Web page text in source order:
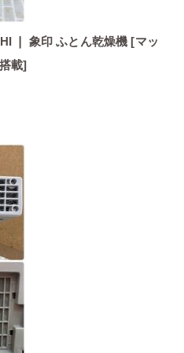
象印 ふとん乾燥機 [マッ
載]